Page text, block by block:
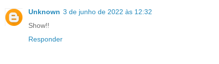
Unknown 3 de junho de 2022 às 12:32
Show!!
Responder